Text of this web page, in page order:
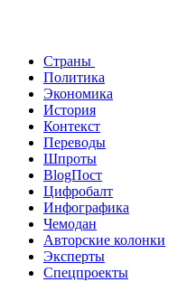
Страны
Политика
Экономика
История
Контекст
Переводы
Шпроты
BlogПост
Цифробалт
Инфографика
Чемодан
Авторские колонки
Эксперты
Спецпроекты